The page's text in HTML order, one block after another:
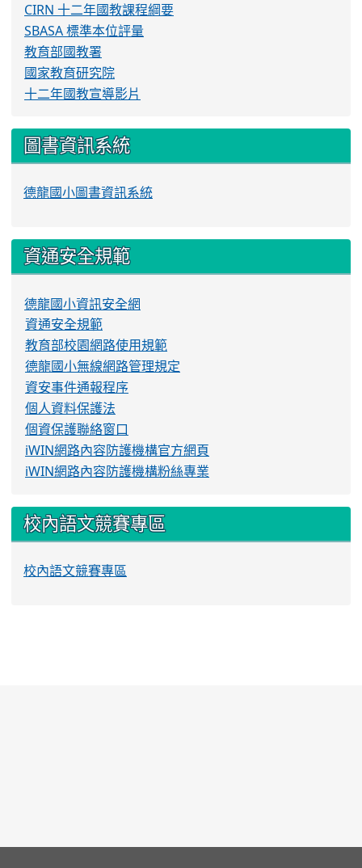
CIRN 十二年國教課程綱要
SBASA 標準本位評量
教育部國教署
國家教育研究院
十二年國教宣導影片
圖書資訊系統
德龍國小圖書資訊系統
資通安全規範
德龍國小資訊安全網
資通安全規範
教育部校園網路使用規範
德龍國小無線網路管理規定
資安事件通報程序
個人資料保護法
個資保護聯絡窗口
iWIN網路內容防護機構官方網頁
iWIN網路內容防護機構粉絲專業
校內語文競賽專區
校內語文競賽專區